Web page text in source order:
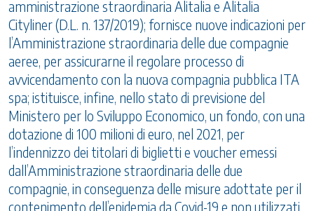
amministrazione straordinaria Alitalia e Alitalia
Cityliner (D.L. n. 137/2019); fornisce nuove indicazioni per
l’Amministrazione straordinaria delle due compagnie
aeree, per assicurarne il regolare processo di
avvicendamento con la nuova compagnia pubblica ITA
spa; istituisce, infine, nello stato di previsione del
Ministero per lo Sviluppo Economico, un fondo, con una
dotazione di 100 milioni di euro, nel 2021, per
l’indennizzo dei titolari di biglietti e voucher emessi
dall’Amministrazione straordinaria delle due
compagnie, in conseguenza delle misure adottate per il
contenimento dell’epidemia da Covid-19 e non utilizzati